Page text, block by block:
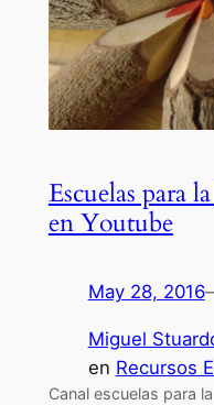
Escuelas para
en Youtube
May 28, 2016
Miguel
en Recursos
Canal escuelas para